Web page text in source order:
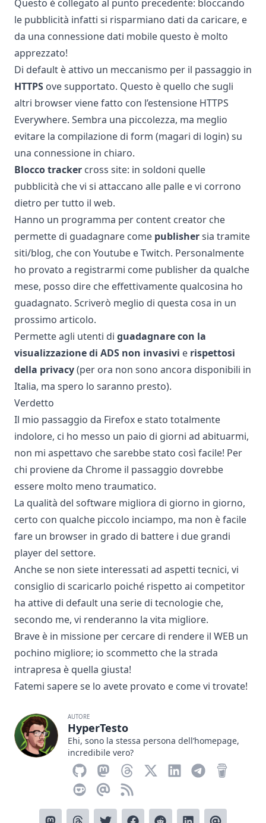
Questo è collegato al punto precedente: bloccando
le pubblicità infatti si risparmiano dati da caricare, e
da una connessione dati mobile questo è molto
apprezzato!
Di default è attivo un meccanismo per il passaggio in
HTTPS ove supportato. Questo è quello che sugli
altri browser viene fatto con l’estensione HTTPS
Everywhere. Sembra una piccolezza, ma meglio
evitare la compilazione di form (magari di login) su
una connessione in chiaro.
Blocco tracker cross site: in soldoni quelle
pubblicità che vi si attaccano alle palle e vi corrono
dietro per tutto il web.
Hanno un programma per content creator che
permette di guadagnare come publishersia tramite
siti/blog, che con Youtube e Twitch. Personalmente
ho provato a registrarmi come publisher da qualche
mese, posso dire che effettivamente qualcosina ho
guadagnato. Scriverò meglio di questa cosa in un
prossimo articolo.
Permette agli utenti di guadagnare con la
visualizzazione di ADS non invasivi e rispettosi
della privacy(per ora non sono ancora disponibili in
Italia, ma spero lo saranno presto).
Verdetto
Il mio passaggio da Firefox e stato totalmente
indolore, ci ho messo un paio di giorni ad abituarmi,
non mi aspettavo che sarebbe stato così facile! Per
chi proviene da Chrome il passaggio dovrebbe
essere molto meno traumatico.
La qualità del software migliora di giorno in giorno,
certo con qualche piccolo inciampo, ma non è facile
fare un browser in grado di battere i due grandi
player del settore.
Anche se non siete interessati ad aspetti tecnici, vi
consiglio di scaricarlo poiché rispetto ai competitor
ha attive di default una serie di tecnologie che,
secondo me, vi renderanno la vita migliore.
Brave è in missione per cercare di rendere il WEB un
pochino migliore; io scommetto che la strada
intrapresa è quella giusta!
Fatemi sapere se lo avete provato e come vi trovate!
AUTORE
HyperTesto
Ehi, sono la stessa persona dell’homepage,
incredibile vero?